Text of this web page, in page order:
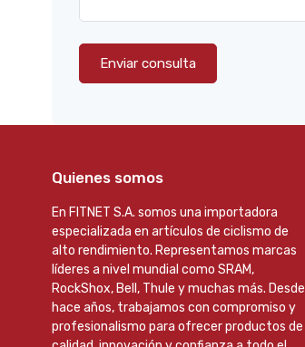
Enviar consulta
Quienes somos
En FITNET S.A. somos una importadora
especializada en artículos de ciclismo de
alto rendimiento. Representamos marcas
líderes a nivel mundial como SRAM,
RockShox, Bell, Thule y muchas más. Desde
hace años, trabajamos con compromiso y
profesionalismo para ofrecer productos de